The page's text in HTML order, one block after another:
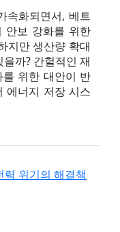
속화되면서, 베트
안보 강화를 위한
지만 생산량 확대
까? 간헐적인 재
위한 대안이 반
에너지 저장 시스
위기의 해결책